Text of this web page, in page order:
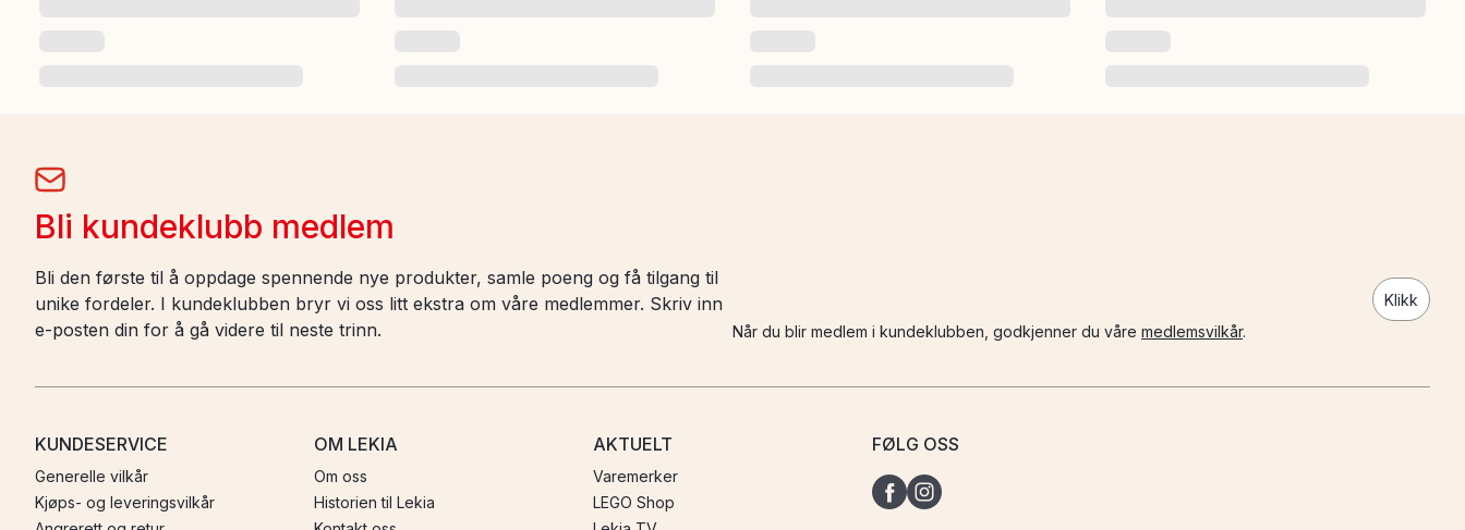
Bli kundeklubb medlem
Bli den første til å oppdage spennende nye produkter, samle poeng og få tilgang til
unike fordeler. I kundeklubben bryr vi oss litt ekstra om våre medlemmer. Skriv inn
e-posten din for å gå videre til neste trinn.
Klikk
Når du blir medlem i kundeklubben, godkjenner du våre medlemsvilkår.
KUNDESERVICE
Generelle vilkår
Kjøps- og leveringsvilkår
OM LEKIA
Om oss
Historien til Lekia
AKTUELT
Varemerker
LEGO Shop
FØLG OSS